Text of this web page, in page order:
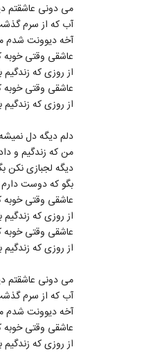
می دونی عاشقتم
آب که از سرم
آخه دیوونت شدم
عاشقی وقتی خوبه
از روزی که
عاشقی وقتی خوبه
از روزی که
دلم دیگه دل
من که زندگیم و
دیگه لجبازی نکن
بگو که دوست
عاشقی وقتی خوبه
از روزی که
عاشقی وقتی خوبه
از روزی که
می دونی عاشقتم
آب که از سرم
آخه دیوونت شدم
عاشقی وقتی خوبه
از روزی که